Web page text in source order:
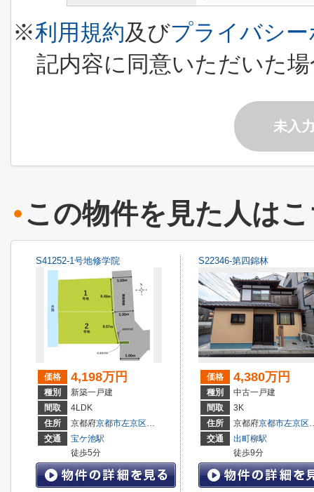
※利用規約及びプライバシ
記内容に同意いただいた
未入
この物件を見た人は
S41252-1号地修学院
価格 4,198万円
種別
新築一戸建
間取
4LDK
住所
京都府京都市左京区修学院千万田町
交通
宝ケ池駅
徒歩5分
S22346-第四錦林
価格 4,380万円
種別
中古一戸建
間取
3K
住所
京都府京都市左京区
交通
出町柳駅
徒歩9分